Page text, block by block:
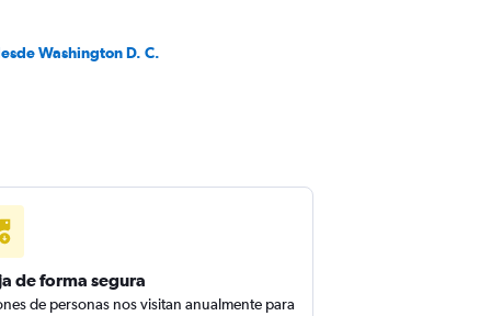
Washington D. C.
de forma segura
de personas nos visitan anualmente para